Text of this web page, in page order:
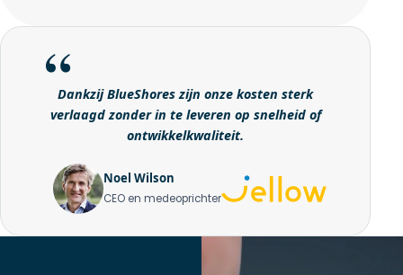
Dankzij BlueShores zijn onze kosten sterk
verlaagd zonder in te leveren op snelheid of
ontwikkelkwaliteit.
Noel Wilson
CEO en medeoprichter